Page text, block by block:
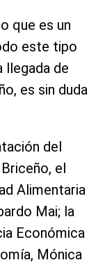
que es un
este tipo
llegada de
es sin duda
del
el
Alimentaria
Mai; la
Económica
Mónica